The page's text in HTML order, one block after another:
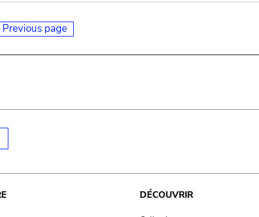
Previous page
DÉCOUVRIR